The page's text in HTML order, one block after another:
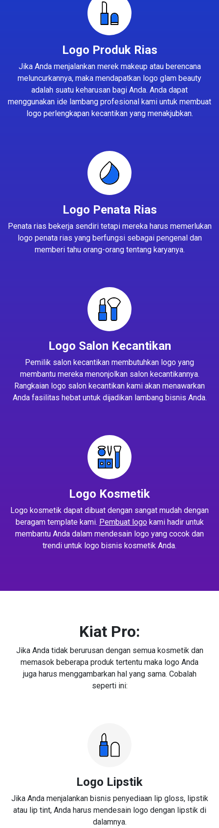
Logo Produk Rias
Jika Anda menjalankan merek makeup atau berencana
meluncurkannya, maka mendapatkan logo glam beauty
adalah suatu keharusan bagi Anda. Anda dapat
menggunakan ide lambang profesional kami untuk membuat
logo perlengkapan kecantikan yang menakjubkan.
Logo Penata Rias
Penata rias bekerja sendiri tetapi mereka harus memerlukan
logo penata rias yang berfungsi sebagai pengenal dan
memberi tahu orang-orang tentang karyanya.
Logo Salon Kecantikan
Pemilik salon kecantikan membutuhkan logo yang
membantu mereka menonjolkan salon kecantikannya.
Rangkaian logo salon kecantikan kami akan menawarkan
Anda fasilitas hebat untuk dijadikan lambang bisnis Anda.
Logo Kosmetik
Logo kosmetik dapat dibuat dengan sangat mudah dengan
beragam template kami. Pembuat logokami hadir untuk
membantu Anda dalam mendesain logo yang cocok dan
trendi untuk logo bisnis kosmetik Anda.
Kiat Pro:
Jika Anda tidak berurusan dengan semua kosmetik dan
memasok beberapa produk tertentu maka logo Anda
juga harus menggambarkan hal yang sama. Cobalah
seperti ini:
Logo Lipstik
Jika Anda menjalankan bisnis penyediaan lip gloss, lipstik
atau lip tint, Anda harus mendesain logo dengan lipstik di
dalamnya.